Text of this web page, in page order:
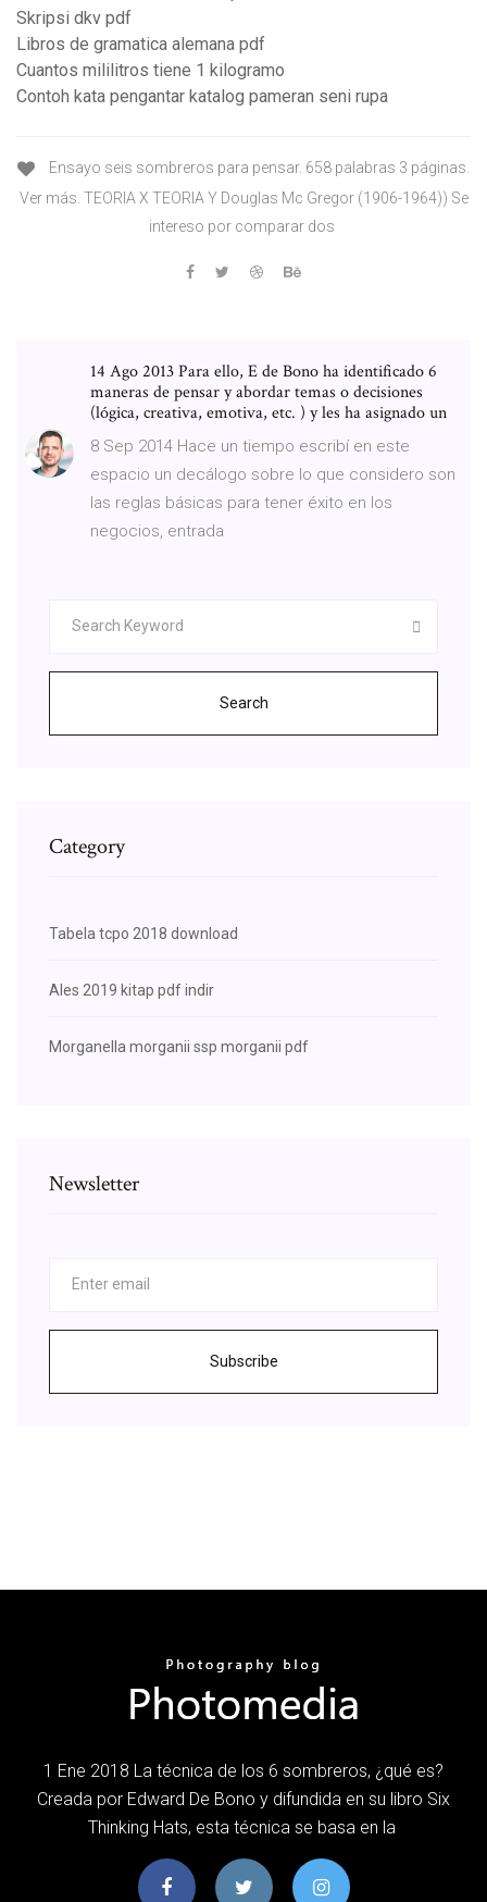
Skripsi dkv pdf
Libros de gramatica alemana pdf
Cuantos mililitros tiene 1 kilogramo
Contoh kata pengantar katalog pameran seni rupa
Ensayo seis sombreros para pensar. 658 palabras 3 páginas.
Ver más. TEORIA X TEORIA Y Douglas Mc Gregor (1906-1964)) Se
intereso por comparar dos
14 Ago 2013 Para ello, E de Bono ha identificado 6
maneras de pensar y abordar temas o decisiones
(lógica, creativa, emotiva, etc. ) y les ha asignado un
8 Sep 2014 Hace un tiempo escribí en este
espacio un decálogo sobre lo que considero son
las reglas básicas para tener éxito en los
negocios, entrada
Search
Category
Tabela tcpo 2018 download
Ales 2019 kitap pdf indir
Morganella morganii ssp morganii pdf
Newsletter
Subscribe
1 Ene 2018 La técnica de los 6 sombreros, ¿qué es?
Creada por Edward De Bono y difundida en su libro Six
Thinking Hats, esta técnica se basa en la